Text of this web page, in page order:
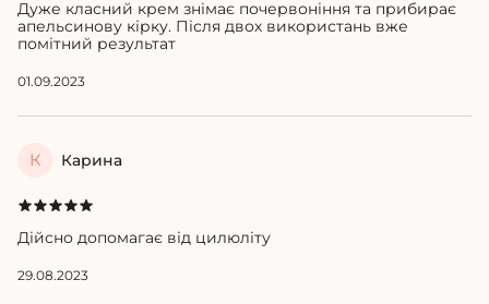
Дуже класний крем знімає почервоніння та прибирає
апельсинову кірку. Після двох використань вже
помітний результат
01.09.2023
К Карина
Дійсно допомагає від цилюліту
29.08.2023